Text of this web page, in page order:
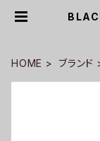
HOME ブランド